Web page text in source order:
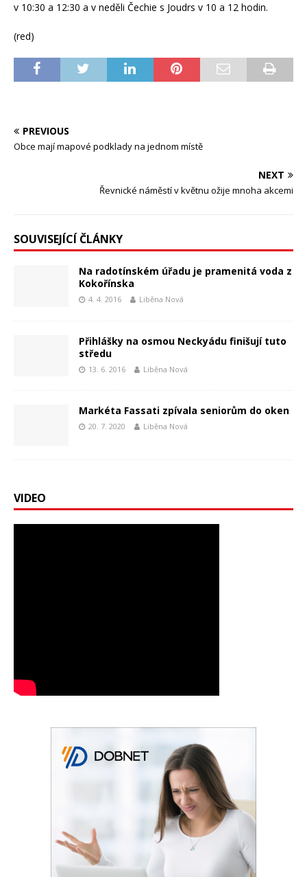
v 10:30 a 12:30 a v neděli Čechie s Joudrs v 10 a 12 hodin.
(red)
PREVIOUS
Obce mají mapové podklady na jednom místě
NEXT
Řevnické náměstí v květnu ožije mnoha akcemi
SOUVISEJÍCÍ ČLÁNKY
Na radotínském úřadu je pramenitá voda z
Kokořínska
4. 4. 2016 Liběna Nová
Přihlášky na osmou Neckyádu finišují tuto
středu
13. 6. 2016 Liběna Nová
Markéta Fassati zpívala seniorům do oken
20. 7. 2020 Liběna Nová
VIDEO